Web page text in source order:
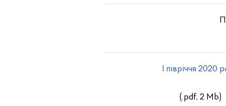
I півріччя 2020
(.pdf, 2 Mb)